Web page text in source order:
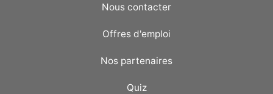
Nous contacter
Offres d'emploi
Nos partenaires
Quiz